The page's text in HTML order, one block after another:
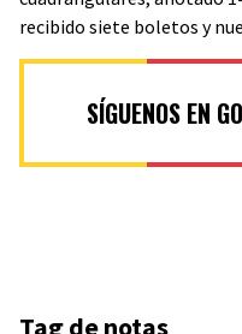
recibido siete boletos y
SÍGUENOS EN
Tag de notas